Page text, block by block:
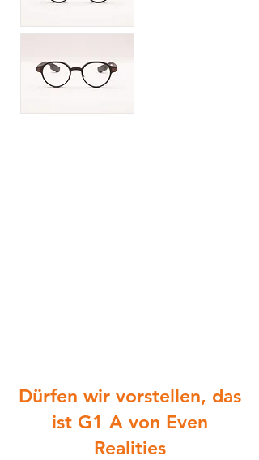
Dürfen wir vorstellen, das
ist G1 A von Even
Realities